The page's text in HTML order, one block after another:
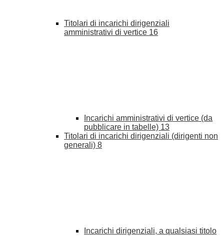
Titolari di incarichi dirigenziali
amministrativi di vertice 16
Incarichi amministrativi di vertice (da
pubblicare in tabelle) 13
Titolari di incarichi dirigenziali (dirigenti non
generali) 8
Incarichi dirigenziali, a qualsiasi titolo